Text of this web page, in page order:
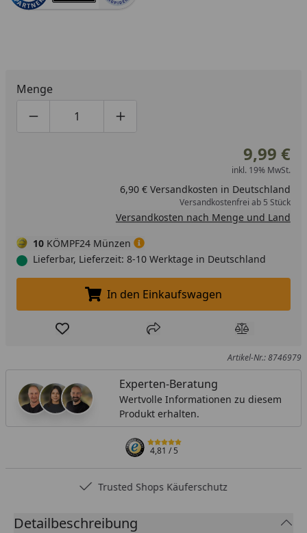
Menge
Produktmenge um eins verringern
Produktmenge manuell eingeben
Produktmenge um eins erhöhen
9,99 €
inkl. 19% MwSt.
6,90 € Versandkosten in Deutschland
Versandkostenfrei ab 5 Stück
Versandkosten nach Menge und Land
10 KÖMPF24 Münzen
Lieferbar, Lieferzeit: 8-10 Werktage in Deutschland
In den Einkaufswagen legen
In den Einkaufswagen
Produkt zur Wunschliste hinzufügen
Teilen Produkt
Artikel-Nr.: 8746979
Experten-Beratung
Wertvolle Informationen zu diesem
Produkt erhalten.
4,81/ 5
Trusted Shops Käuferschutz
Detailbeschreibung